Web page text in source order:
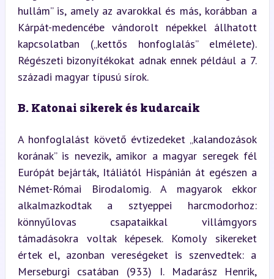
hullám” is, amely az avarokkal és más, korábban a
Kárpát-medencébe vándorolt népekkel állhatott
kapcsolatban („kettős honfoglalás” elmélete).
Régészeti bizonyítékokat adnak ennek például a 7.
századi magyar típusú sírok.
B. Katonai sikerek és kudarcaik
A honfoglalást követő évtizedeket „kalandozások
korának” is nevezik, amikor a magyar seregek fél
Európát bejárták, Itáliától Hispánián át egészen a
Német-Római Birodalomig. A magyarok ekkor
alkalmazkodtak a sztyeppei harcmodorhoz:
könnyűlovas csapataikkal villámgyors
támadásokra voltak képesek. Komoly sikereket
értek el, azonban vereségeket is szenvedtek: a
Merseburgi csatában (933) I. Madarász Henrik,